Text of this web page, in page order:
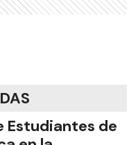
Estudiantes de